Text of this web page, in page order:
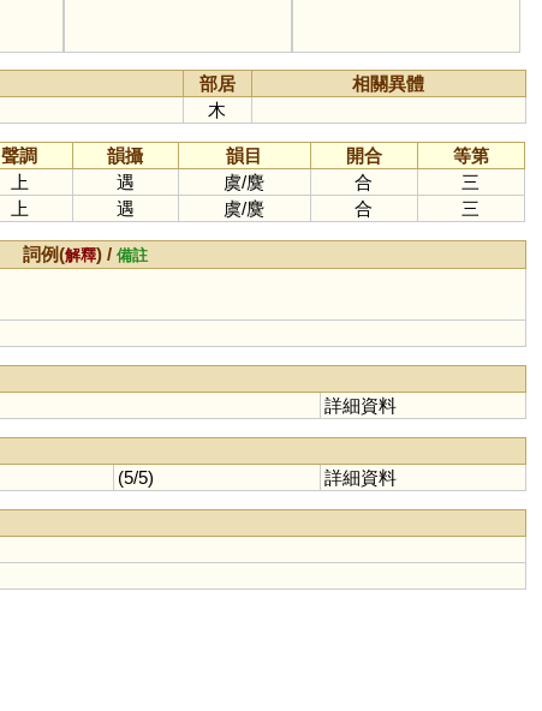
部居
相關異體
木
聲調 韻攝 韻目 開合
等第
上 遇 虞/麌 合
三
上 遇 虞/麌 合 三
詞例(解釋) /備註
詳細資料
(5/5) 詳細資料